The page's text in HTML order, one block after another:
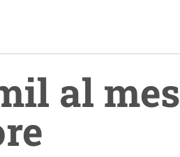
al mes